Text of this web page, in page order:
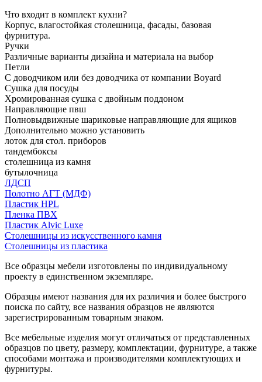
Что входит в комплект кухни?
Корпус, влагостойкая столешница, фасады, базовая
фурнитура.
Ручки
Различные варианты дизайна и материала на выбор
Петли
С доводчиком или без доводчика от компании Boyard
Сушка для посуды
Хромированная сушка с двойным поддоном
Направляющие пвш
Полновыдвижные шариковые направляющие для ящиков
Дополнительно можно установить
лоток для стол. приборов
тандембоксы
столешница из камня
бутылочница
ЛДСП
Полотно АГТ (МДФ)
Пластик HPL
Пленка ПВХ
Пластик Alvic Luxe
Столешницы из искусственного камня
Столешницы из пластика
Все образцы мебели изготовлены по индивидуальному
проекту в единственном экземпляре.
Образцы имеют названия для их различия и более быстрого
поиска по сайту, все названия образцов не являются
зарегистрированным товарным знаком.
Все мебельные изделия могут отличаться от представленных
образцов по цвету, размеру, комплектации, фурнитуре, а также
способами монтажа и производителями комплектующих и
фурнитуры.